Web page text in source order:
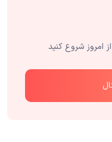
امروز شروع کنید